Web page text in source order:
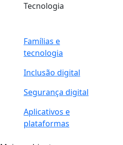
Tecnologia
Famílias e
tecnologia
Inclusão digital
Segurança digital
Aplicativos e
plataformas